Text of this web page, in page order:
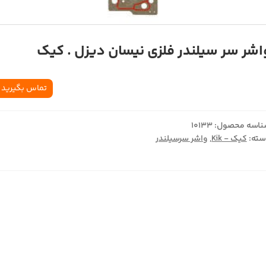
سر سيلندر فلزي نيسان ديزل . کيک
تماس بگیرید
محصول:10133
کیک - Kik ,واشر سرسیلندر